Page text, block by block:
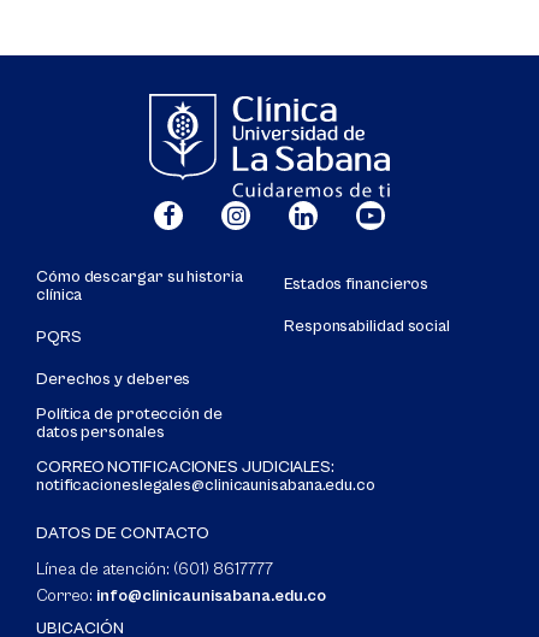
Cómo descargar su historia
clínica
PQRS
Derechos y deberes
Política de protección de
datos personales
CORREO NOTIFICACIONES JUDICIALES:
notificacioneslegales@clinicaunisabana.edu.co
Estados financieros
Responsabilidad social
DATOS DE CONTACTO
Línea de atención: (601) 8617777
Correo: info@clinicaunisabana.edu.co
UBICACIÓN